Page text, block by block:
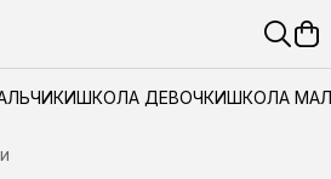
ШКОЛА ДЕВОЧКИШКОЛА